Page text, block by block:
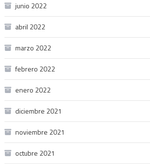
junio 2022
abril 2022
marzo 2022
febrero 2022
enero 2022
diciembre 2021
noviembre 2021
octubre 2021